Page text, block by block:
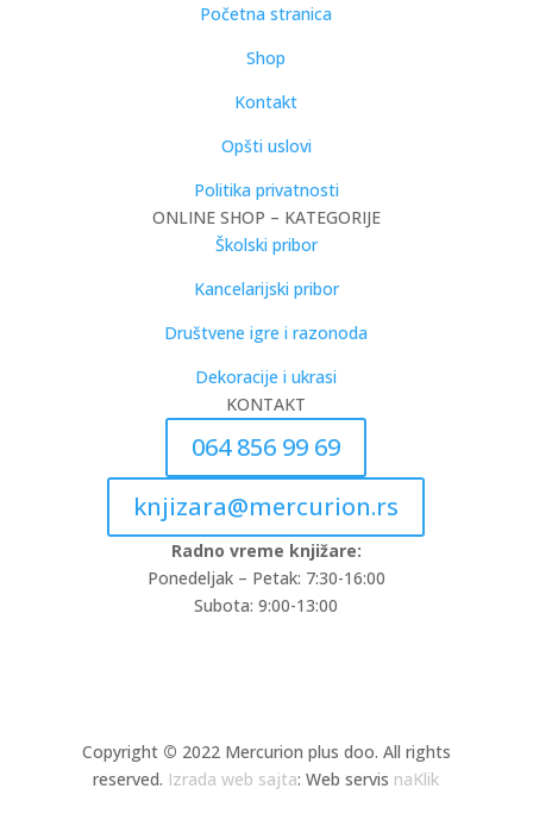
Početna stranica
Shop
Kontakt
Opšti uslovi
Politika privatnosti
ONLINE SHOP – KATEGORIJE
Školski pribor
Kancelarijski pribor
Društvene igre i razonoda
Dekoracije i ukrasi
KONTAKT
064 856 99 69
knjizara@mercurion.rs
Radno vreme knjižare:
Ponedeljak – Petak: 7:30-16:00
Subota: 9:00-13:00
Copyright © 2022 Mercurion plus doo. All rights
reserved. Izrada web sajta: Web servis naKlik